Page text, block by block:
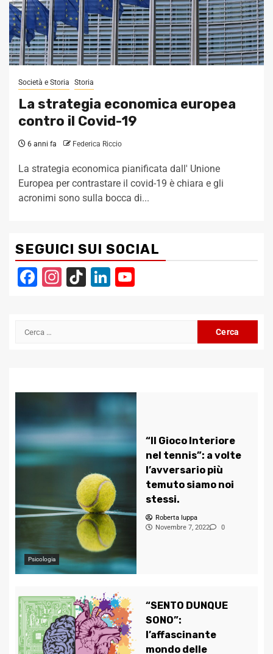
Società e Storia Storia
La strategia economica europea
contro il Covid-19
6 anni fa Federica Riccio
La strategia economica pianificata dall' Unione
Europea per contrastare il covid-19 è chiara e gli
acronimi sono sulla bocca di...
SEGUICI SUI SOCIAL
Facebook
Instagram
TikTokLinkedIn
Ricerca
Psicologia
“Il Gioco Interiore
nel tennis”: a volte
l’avversario più
temuto siamo noi
stessi.
Roberta Iuppa
Novembre 7, 2022
0
“SENTO DUNQUE
SONO”:
l’affascinante
mondo delle